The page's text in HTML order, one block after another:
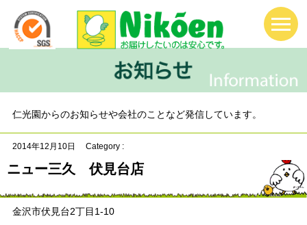
仁光園からのお知らせや会社のことなど発信しています。
2014年12月10日 Category :
ニュー三久 伏見台店
金沢市伏見台2丁目1-10